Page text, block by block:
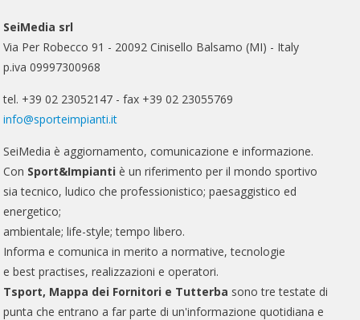
SeiMedia srl
Via Per Robecco 91 - 20092 Cinisello Balsamo (MI) - Italy
p.iva 09997300968
tel. +39 02 23052147 - fax +39 02 23055769
info@sporteimpianti.it
SeiMedia è aggiornamento, comunicazione e informazione.
Con Sport&Impianti è un riferimento per il mondo sportivo
sia tecnico, ludico che professionistico; paesaggistico ed
energetico;
ambientale; life-style; tempo libero.
Informa e comunica in merito a normative, tecnologie
e best practises, realizzazioni e operatori.
Tsport, Mappa dei Fornitori e Tutterba sono tre testate di
punta che entrano a far parte di un'informazione quotidiana e